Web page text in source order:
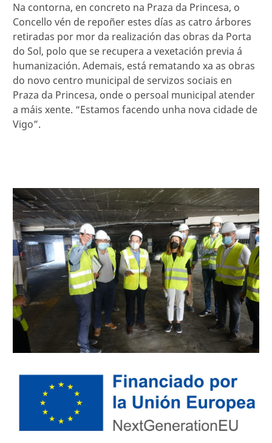
Na contorna, en concreto na Praza da Princesa, o
Concello vén de repoñer estes días as catro árbores
retiradas por mor da realización das obras da Porta
do Sol, polo que se recupera a vexetación previa á
humanización. Ademais, está rematando xa as obras
do novo centro municipal de servizos sociais en
Praza da Princesa, onde o persoal municipal atender
a máis xente. “Estamos facendo unha nova cidade de
Vigo”.